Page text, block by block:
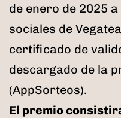
de enero de 2025
sociales de
certificado de
descargado de la
(AppSorteos).
El premio